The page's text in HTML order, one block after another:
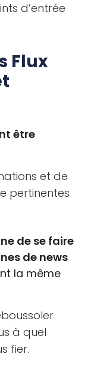
d’entrée
Flux
être
et de
pertinentes
de se faire
de news
la même
à quel
fier.